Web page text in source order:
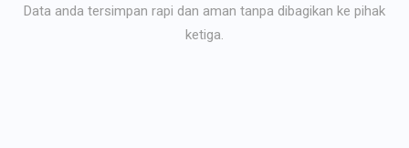
Data anda tersimpan rapi dan aman tanpa dibagikan ke pihak
ketiga.